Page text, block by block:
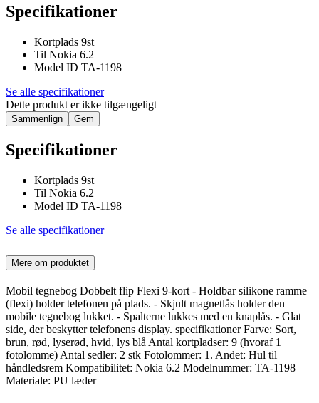
Specifikationer
Kortplads 9st
Til Nokia 6.2
Model ID TA-1198
Se alle specifikationer
Dette produkt er ikke tilgængeligt
Sammenlign Gem
Specifikationer
Kortplads 9st
Til Nokia 6.2
Model ID TA-1198
Se alle specifikationer
Mere om produktet
Mobil tegnebog Dobbelt flip Flexi 9-kort - Holdbar silikone ramme
(flexi) holder telefonen på plads. - Skjult magnetlås holder den
mobile tegnebog lukket. - Spalterne lukkes med en knaplås. - Glat
side, der beskytter telefonens display. specifikationer Farve: Sort,
brun, rød, lyserød, hvid, lys blå Antal kortpladser: 9 (hvoraf 1
fotolomme) Antal sedler: 2 stk Fotolommer: 1. Andet: Hul til
håndledsrem Kompatibilitet: Nokia 6.2 Modelnummer: TA-1198
Materiale: PU læder